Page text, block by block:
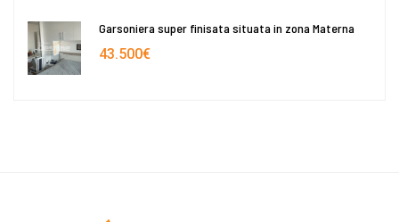
Garsoniera super finisata situata in zona Materna
43.500€